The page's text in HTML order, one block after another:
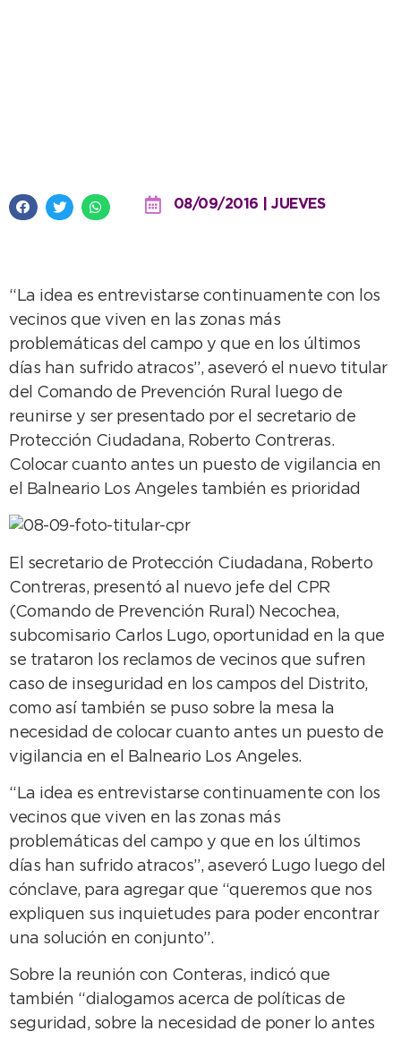
08/09/2016 | JUEVES
“La idea es entrevistarse continuamente con los
vecinos que viven en las zonas más
problemáticas del campo y que en los últimos
días han sufrido atracos”, aseveró el nuevo titular
del Comando de Prevención Rural luego de
reunirse y ser presentado por el secretario de
Protección Ciudadana, Roberto Contreras.
Colocar cuanto antes un puesto de vigilancia en
el Balneario Los Angeles también es prioridad
El secretario de Protección Ciudadana, Roberto
Contreras, presentó al nuevo jefe del CPR
(Comando de Prevención Rural) Necochea,
subcomisario Carlos Lugo, oportunidad en la que
se trataron los reclamos de vecinos que sufren
caso de inseguridad en los campos del Distrito,
como así también se puso sobre la mesa la
necesidad de colocar cuanto antes un puesto de
vigilancia en el Balneario Los Angeles.
“La idea es entrevistarse continuamente con los
vecinos que viven en las zonas más
problemáticas del campo y que en los últimos
días han sufrido atracos”, aseveró Lugo luego del
cónclave, para agregar que “queremos que nos
expliquen sus inquietudes para poder encontrar
una solución en conjunto”.
Sobre la reunión con Conteras, indicó que
también “dialogamos acerca de políticas de
seguridad, sobre la necesidad de poner lo antes